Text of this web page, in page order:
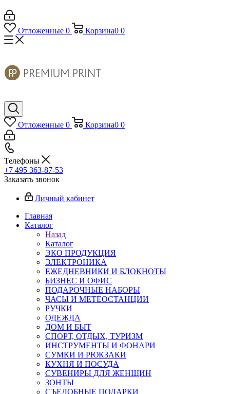
Отложенные 0 Корзина0 0
Отложенные 0 Корзина0 0
Телефоны
+7 495 363-87-53
Заказать звонок
Личный кабинет
Главная
Каталог
Назад
Каталог
ЭКО ПРОДУКЦИЯ
ЭЛЕКТРОНИКА
ЕЖЕДНЕВНИКИ И БЛОКНОТЫ
БИЗНЕС И ОФИС
ПОДАРОЧНЫЕ НАБОРЫ
ЧАСЫ И МЕТЕОСТАНЦИИ
РУЧКИ
ОДЕЖДА
ДОМ И БЫТ
СПОРТ, ОТДЫХ, ТУРИЗМ
ИНСТРУМЕНТЫ И ФОНАРИ
СУМКИ И РЮКЗАКИ
КУХНЯ И ПОСУДА
СУВЕНИРЫ ДЛЯ ЖЕНЩИН
ЗОНТЫ
СЪЕДОБНЫЕ ПОДАРКИ